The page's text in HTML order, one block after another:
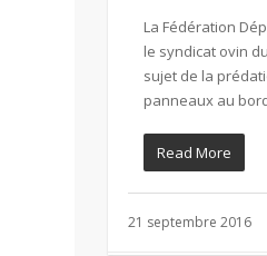
La Fédération
le syndicat ovin
sujet de la
panneaux au
Read More
21 septembre 2016